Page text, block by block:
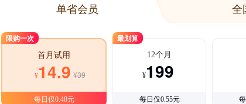
单省会员 全
限购一次
首月试用
¥14.9 ¥39
每日仅0.48元
最划算
12个月
¥199
每日仅0.55元